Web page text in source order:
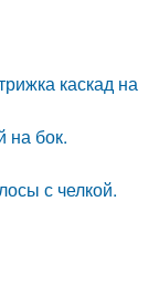
каскад на
на бок.
с челкой.